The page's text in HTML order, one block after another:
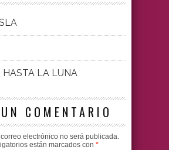
HASTA LA LUNA
COMENTARIO
electrónico no será publicada.
están marcados con *